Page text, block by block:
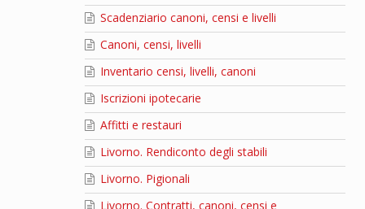
Scadenziario canoni, censi e livelli
Canoni, censi, livelli
Inventario censi, livelli, canoni
Iscrizioni ipotecarie
Affitti e restauri
Livorno. Rendiconto degli stabili
Livorno. Pigionali
Livorno. Contratti, canoni, censi e